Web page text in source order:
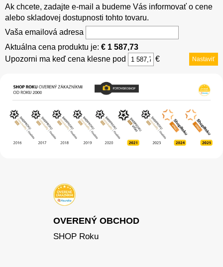
Ak chcete, zadajte e-mail a budeme Vás informovať o cene
alebo skladovej dostupnosti tohto tovaru.
Vaša emailová adresa
Aktuálna cena produktu je: € 1 587,73
Upozorni ma keď cena klesne pod
€ Nastaviť
OVERENÝ OBCHOD
SHOP Roku